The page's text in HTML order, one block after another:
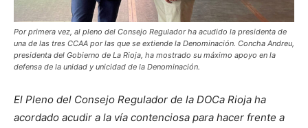
Por primera vez, al pleno del Consejo Regulador ha acudido la presidenta de
una de las tres CCAA por las que se extiende la Denominación. Concha Andreu,
presidenta del Gobierno de La Rioja, ha mostrado su máximo apoyo en la
defensa de la unidad y unicidad de la Denominación.
El Pleno del Consejo Regulador de la DOCa Rioja ha
acordado acudir a la vía contenciosa para hacer frente a